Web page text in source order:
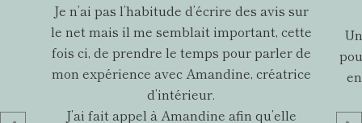
Je n’ai pas l’habitude d’écrire des avis sur
le net mais il me semblait important, cette
fois ci, de prendre le temps pour parler de
mon expérience avec Amandine, créatrice
d’intérieur.
J’ai fait appel à Amandine afin qu’elle